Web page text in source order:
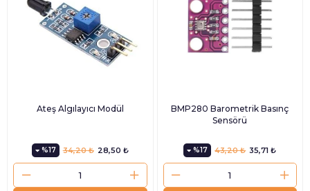
Ateş Algılayıcı Modül
%17 28,50 ₺
34,20 ₺
BMP280 Barometrik Basınç
Sensörü
%17 35,71 ₺
43,20 ₺